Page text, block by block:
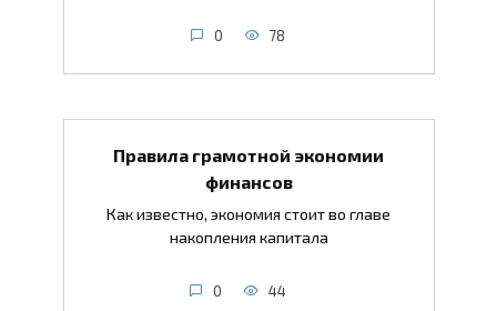
0 78
Правила грамотной экономии
финансов
Как известно, экономия стоит во главе
накопления капитала
0 44